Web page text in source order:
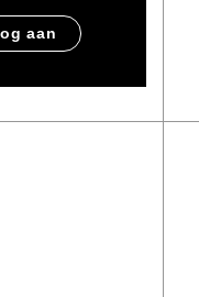
aan